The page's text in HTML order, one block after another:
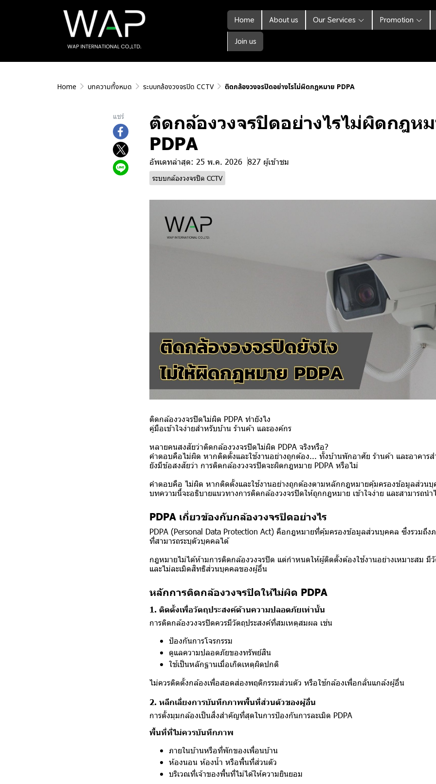
Home About us Our Services Promotion
Join us
Home บทความทั้งหมด ระบบกล้องวงจรปิด CCTV ติดกล้องวงจรปิดอย่างไรไม่ผิดกฎหมาย PDPA
แชร์
ติดกล้องวงจรปิดอย่างไรไม่ผิดกฎห
PDPA
อัพเดทล่าสุด: 25 พ.ค. 2026 827 ผู้เข้าชม
ระบบกล้องวงจรปิด CCTV
ติดกล้องวงจรปิดไม่ผิด PDPA ทำยังไง
คู่มือเข้าใจง่ายสำหรับบ้าน ร้านค้า และองค์กร
หลายคนสงสัยว่าติดกล้องวงจรปิดไม่ผิด PDPA จริงหรือ?
คำตอบคือไม่ผิด หากติดตั้งและใช้งานอย่างถูกต้อง... ทั้งบ้านพักอาศัย ร้านค้า และอาคาร
ยังมีข้อสงสัยว่า การติดกล้องวงจรปิดจะผิดกฎหมาย PDPA หรือไม่
คำตอบคือ ไม่ผิด หากติดตั้งและใช้งานอย่างถูกต้องตามหลักกฎหมายคุ้มครองข้อมูลส่วนบุ
บทความนี้จะอธิบายแนวทางการติดกล้องวงจรปิดให้ถูกกฎหมาย เข้าใจง่าย และสามารถนำ
PDPA เกี่ยวข้องกับกล้องวงจรปิดอย่างไร
PDPA (Personal Data Protection Act) คือกฎหมายที่คุ้มครองข้อมูลส่วนบุคคล ซึ่งรวมถึง
ที่สามารถระบุตัวบุคคลได้
กฎหมายไม่ได้ห้ามการติดกล้องวงจรปิด แต่กำหนดให้ผู้ติดตั้งต้องใช้งานอย่างเหมาะสม มี
และไม่ละเมิดสิทธิส่วนบุคคลของผู้อื่น
หลักการติดกล้องวงจรปิดให้ไม่ผิด PDPA
1. ติดตั้งเพื่อวัตถุประสงค์ด้านความปลอดภัยเท่านั้น
การติดกล้องวงจรปิดควรมีวัตถุประสงค์ที่สมเหตุสมผล เช่น
ป้องกันการโจรกรรม
ดูแลความปลอดภัยของทรัพย์สิน
ใช้เป็นหลักฐานเมื่อเกิดเหตุผิดปกติ
ไม่ควรติดตั้งกล้องเพื่อสอดส่องพฤติกรรมส่วนตัว หรือใช้กล้องเพื่อกลั่นแกล้งผู้อื่น
2. หลีกเลี่ยงการบันทึกภาพพื้นที่ส่วนตัวของผู้อื่น
การตั้งมุมกล้องเป็นสิ่งสำคัญที่สุดในการป้องกันการละเมิด PDPA
พื้นที่ที่ไม่ควรบันทึกภาพ
ภายในบ้านหรือที่พักของเพื่อนบ้าน
ห้องนอน ห้องน้ำ หรือพื้นที่ส่วนตัว
บริเวณที่เจ้าของพื้นที่ไม่ได้ให้ความยินยอม